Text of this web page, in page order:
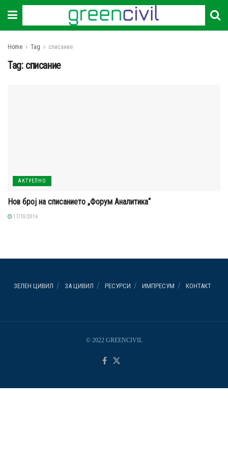
Home Tag списание
Tag: списание
АКТУЕЛНО
Нов број на списанието „Форум Аналитика“
17/10/2016
ЗЕЛЕН ЦИВИЛ ЗА ЦИВИЛ РЕСУРСИ ИМПРЕСУМ КОНТАКТ
© 2022 GREENCIVIL